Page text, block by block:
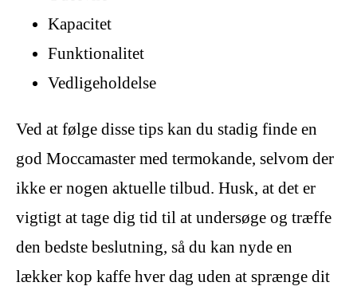
Kapacitet
Funktionalitet
Vedligeholdelse
Ved at følge disse tips kan du stadig finde en
god Moccamaster med termokande, selvom der
ikke er nogen aktuelle tilbud. Husk, at det er
vigtigt at tage dig tid til at undersøge og træffe
den bedste beslutning, så du kan nyde en
lækker kop kaffe hver dag uden at sprænge dit